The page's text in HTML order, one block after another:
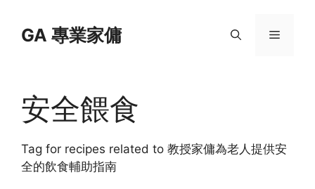
contentGA 專業家傭 Menu
安全餵食
Tag for recipes related to 教授家傭為老人提供安
全的飲食輔助指南